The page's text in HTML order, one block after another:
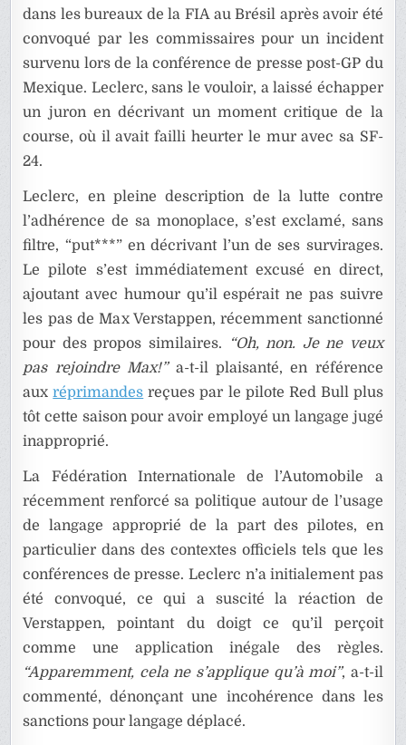
dans les bureaux de la FIA au Brésil après avoir été
convoqué par les commissaires pour un incident
survenu lors de la conférence de presse post-GP du
Mexique. Leclerc, sans le vouloir, a laissé échapper
un juron en décrivant un moment critique de la
course, où il avait failli heurter le mur avec sa SF-
24.
Leclerc, en pleine description de la lutte contre
l’adhérence de sa monoplace, s’est exclamé, sans
filtre, “put***” en décrivant l’un de ses survirages.
Le pilote s’est immédiatement excusé en direct,
ajoutant avec humour qu’il espérait ne pas suivre
les pas de Max Verstappen, récemment sanctionné
pour des propos similaires.
“Oh, non. Je ne veux
pas rejoindre Max!”a-t-il plaisanté, en référence
auxréprimandes reçues par le pilote Red Bull plus
tôt cette saison pour avoir employé un langage jugé
inapproprié.
La Fédération Internationale de l’Automobile a
récemment renforcé sa politique autour de l’usage
de langage approprié de la part des pilotes, en
particulier dans des contextes officiels tels que les
conférences de presse. Leclerc n’a initialement pas
été convoqué, ce qui a suscité la réaction de
Verstappen, pointant du doigt ce qu’il perçoit
comme une application inégale des règles.
“Apparemment, cela ne s’applique qu’à moi”, a-t-il
commenté, dénonçant une incohérence dans les
sanctions pour langage déplacé.